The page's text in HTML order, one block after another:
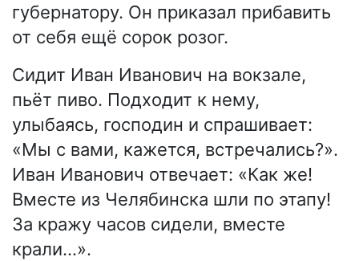
губернатору. Он приказал прибавить
от себя ещё сорок розог.
Сидит Иван Иванович на вокзале,
пьёт пиво. Подходит к нему,
улыбаясь, господин и спрашивает:
«Мы с вами, кажется, встречались?».
Иван Иванович отвечает: «Как же!
Вместе из Челябинска шли по этапу!
За кражу часов сидели, вместе
крали…».